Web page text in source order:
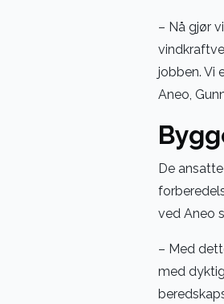
– Nå gjør
jobben. Vi
Aneo,
De
ved Aneo
– Med
med